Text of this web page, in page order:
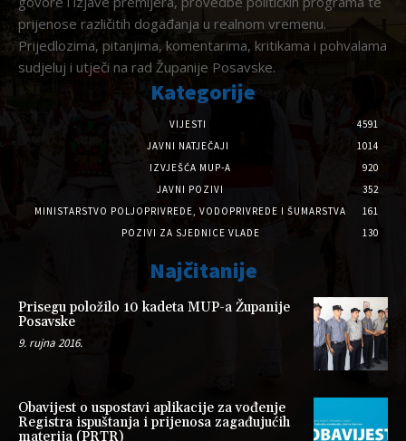
prijenose različitih događanja u realnom vremenu.
Prijedlozima, pitanjima, komentarima, kritikama i pohvalama
sudjeluj i utječi na rad Županije Posavske.
Kategorije
VIJESTI
4591
JAVNI NATJEČAJI
1014
IZVJEŠĆA MUP-A
920
JAVNI POZIVI
352
MINISTARSTVO POLJOPRIVREDE, VODOPRIVREDE I ŠUMARSTVA
161
POZIVI ZA SJEDNICE VLADE
130
Najčitanije
Prisegu položilo 10 kadeta MUP-a Županije
Posavske
9. rujna 2016.
Obavijest o uspostavi aplikacije za vođenje
Registra ispuštanja i prijenosa zagađujućih
materija (PRTR)